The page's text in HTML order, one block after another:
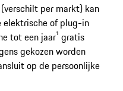
per markt) kan
elektrische of plug-in
tot een jaar¹ gratis
gekozen worden
op de persoonlijke